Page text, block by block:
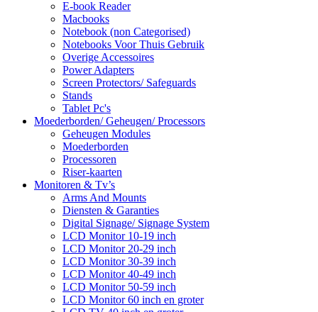
E-book Reader
Macbooks
Notebook (non Categorised)
Notebooks Voor Thuis Gebruik
Overige Accessoires
Power Adapters
Screen Protectors/ Safeguards
Stands
Tablet Pc's
Moederborden/ Geheugen/ Processors
Geheugen Modules
Moederborden
Processoren
Riser-kaarten
Monitoren & Tv’s
Arms And Mounts
Diensten & Garanties
Digital Signage/ Signage System
LCD Monitor 10-19 inch
LCD Monitor 20-29 inch
LCD Monitor 30-39 inch
LCD Monitor 40-49 inch
LCD Monitor 50-59 inch
LCD Monitor 60 inch en groter